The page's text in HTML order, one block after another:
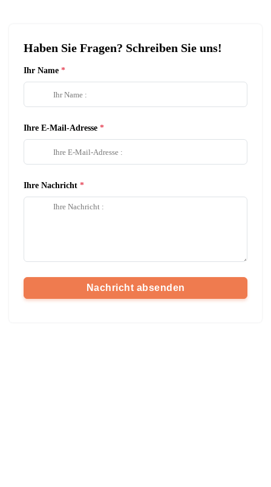
Haben Sie Fragen? Schreiben Sie uns!
Ihr Name
Ihre E-Mail-Adresse
Ihre Nachricht
Nachricht absenden